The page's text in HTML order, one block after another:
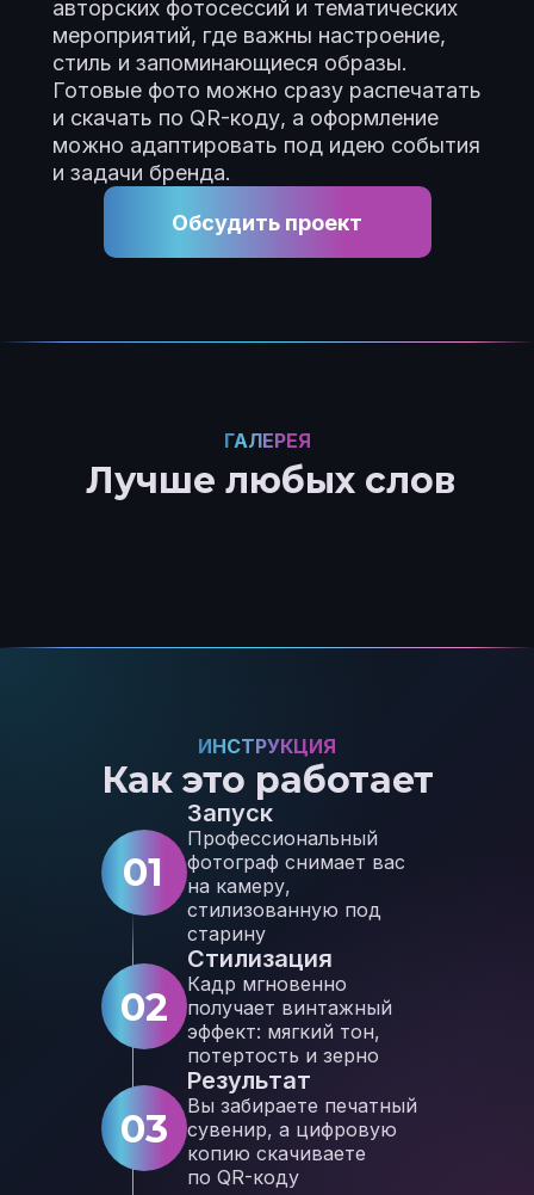
авторских фотосессий и тематических
мероприятий, где важны настроение,
стиль и запоминающиеся образы.
Готовые фото можно сразу распечатать
и скачать по QR-коду, а оформление
можно адаптировать под идею события
и задачи бренда.
Обсудить проект
Лучше любых слов
ГАЛЕРЕЯ
ИНСТРУКЦИЯ
Как это работает
01
Запуск
Профессиональный
фотограф снимает вас
на камеру,
стилизованную под
старину
02
Стилизация
Кадр мгновенно
получает винтажный
эффект: мягкий тон,
потертость и зерно
03
Результат
Вы забираете печатный
сувенир, а цифровую
копию скачиваете
по QR-коду